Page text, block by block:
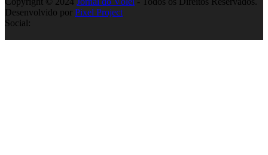
Desenvolvido por Pixel Project
Social: